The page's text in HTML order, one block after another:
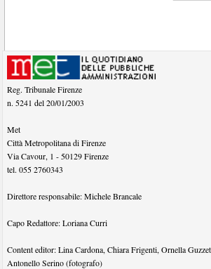
Reg. Tribunale Firenze
n. 5241 del 20/01/2003
Met
Città Metropolitana di Firenze
Via Cavour, 1 - 50129 Firenze
tel.055 2760343
Direttore responsabile:Michele Brancale
Capo Redattore:Loriana Curri
Content editor:Lina Cardona,Chiara Frigenti,Ornella
Antonello Serino (fotografo)